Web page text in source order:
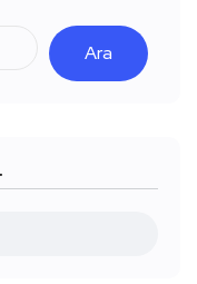
Ara